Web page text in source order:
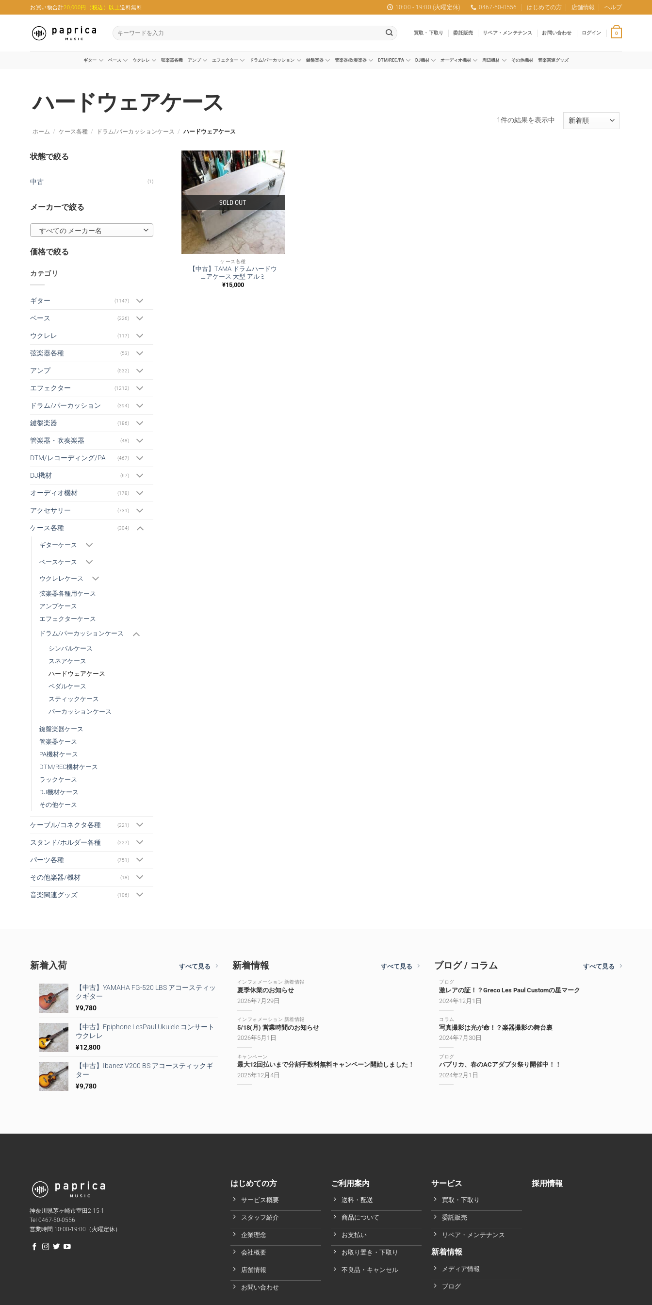
to
お買い物合計20,000円（税込）以上送料無料 10:00 - 19:00 (火曜定休) 0467-50-0556 はじめての方 店舗情報 ヘルプ
検
索
買取・下取り 委託販売 リペア・メンテナンス お問い合わせ ログイン 0
ギター ベース ウクレレ 弦楽器各種 アンプ エフェクター ドラム/パーカッション 鍵盤楽器 管楽器/吹奏楽器 DTM/REC/PA DJ機材 オーディオ機材 周辺機材 その他機材 音楽関連グッズ
ハードウェアケース
ホーム / ケース各種 / ドラム/パーカッションケース / ハードウェアケース
1件の結果を表示中
状態で絞る
中古 (1)
メーカーで絞る
すべての メーカー名
価格で絞る
カテゴリ
ギター (1147)
ベース (226)
ウクレレ (117)
弦楽器各種 (53)
アンプ (532)
エフェクター (1212)
ドラム/パーカッション (394)
鍵盤楽器 (186)
管楽器・吹奏楽器 (48)
DTM/レコーディング/PA (467)
DJ機材 (67)
オーディオ機材 (178)
アクセサリー (731)
ケース各種 (304)
ギターケース
ベースケース
ウクレレケース
弦楽器各種用ケース
アンプケース
エフェクターケース
ドラム/パーカッションケース
シンバルケース
スネアケース
ハードウェアケース
ペダルケース
スティックケース
パーカッションケース
鍵盤楽器ケース
管楽器ケース
PA機材ケース
DTM/REC機材ケース
ラックケース
DJ機材ケース
その他ケース
ケーブル/コネクタ各種 (221)
スタンド/ホルダー各種 (227)
パーツ各種 (751)
その他楽器/機材 (18)
音楽関連グッズ (106)
SOLD OUT
ケース各種
【中古】TAMA ドラムハードウ
ェアケース 大型 アルミ
¥15,000
新着入荷 すべて見る
【中古】YAMAHA FG-520 LBS アコースティッ
クギター
¥9,780
【中古】Epiphone LesPaul Ukulele コンサート
ウクレレ
¥12,800
【中古】Ibanez V200 BS アコースティックギ
ター
¥9,780
新着情報 すべて見る
インフォメーション 新着情報
夏季休業のお知らせ
2026年7月29日
インフォメーション 新着情報
5/18(月) 営業時間のお知らせ
2026年5月1日
キャンペーン
最大12回払いまで分割手数料無料キャンペーン開始しました！
2025年12月4日
ブログ / コラム すべて見る
ブログ
激レアの証！？Greco Les Paul Customの星マーク
2024年12月1日
コラム
写真撮影は光が命！？楽器撮影の舞台裏
2024年7月30日
ブログ
パプリカ、春のACアダプタ祭り開催中！！
2024年2月1日
神奈川県茅ヶ崎市室田2-15-1
Tel 0467-50-0556
営業時間 10:00-19:00（火曜定休）
はじめての方
サービス概要
スタッフ紹介
企業理念
会社概要
店舗情報
お問い合わせ
ご利用案内
送料・配送
商品について
お支払い
お取り置き・下取り
不良品・キャンセル
サービス
買取・下取り
委託販売
リペア・メンテナンス
新着情報
メディア情報
ブログ
採用情報